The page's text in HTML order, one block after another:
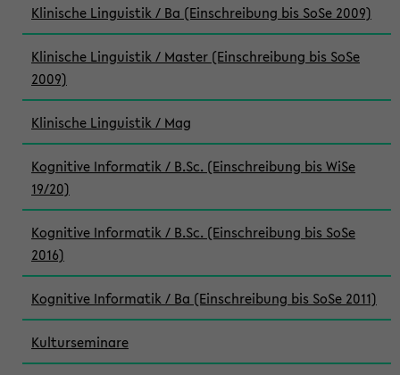
Klinische Linguistik / Ba (Einschreibung bis SoSe 2009)
Klinische Linguistik / Master (Einschreibung bis SoSe
2009)
Klinische Linguistik / Mag
Kognitive Informatik / B.Sc. (Einschreibung bis WiSe
19/20)
Kognitive Informatik / B.Sc. (Einschreibung bis SoSe
2016)
Kognitive Informatik / Ba (Einschreibung bis SoSe 2011)
Kulturseminare